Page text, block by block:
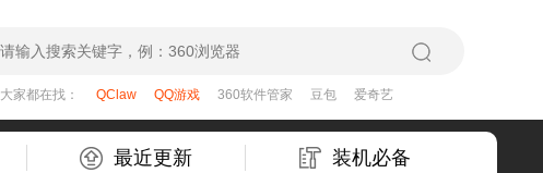
大家都在找： QClaw QQ游戏 360软件管家 豆包 爱奇艺
最近更新 装机必备